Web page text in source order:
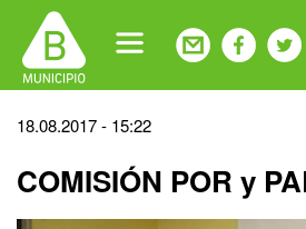
navigation
Back
top
18.08.2017 - 15:22
COMISIÓN POR y